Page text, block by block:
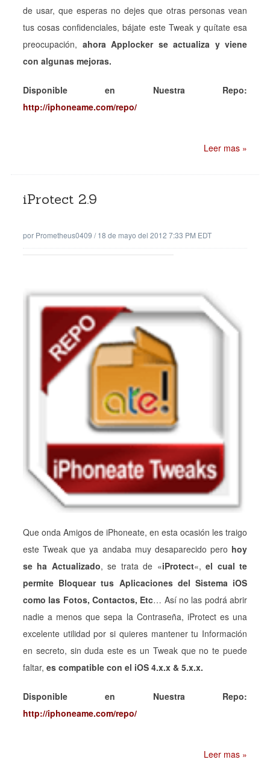
de usar, que esperas no dejes que otras personas vean
tus cosas confidenciales, bájate este Tweak y quítate esa
preocupación, ahora Applocker se actualiza y viene
con algunas mejoras.
Disponible en Nuestra Repo:
http://iphoneame.com/repo/
Leer mas »
iProtect 2.9
por Prometheus0409 /18 de mayo del 2012 7:33 PM EDT
Que onda Amigos de iPhoneate, en esta ocasión les traigo
este Tweak que ya andaba muy desaparecido pero hoy
se ha Actualizado, se trata de «iProtect«,el cual te
permite Bloquear tus Aplicaciones del Sistema iOS
como las Fotos, Contactos, Etc… Así no las podrá abrir
nadie a menos que sepa la Contraseña, iProtect es una
excelente utilidad por si quieres mantener tu Información
en secreto, sin duda este es un Tweak que no te puede
faltar, es compatible con el iOS 4.x.x & 5.x.x.
Disponible en Nuestra Repo:
http://iphoneame.com/repo/
Leer mas »